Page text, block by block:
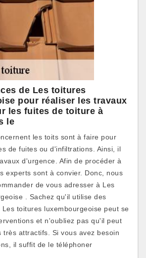
de Les toitures
pour réaliser les travaux
les fuites de toiture à
le
les toits sont à faire pour
de fuites ou d'infiltrations. Ainsi, il
d'urgence. Afin de procéder à
experts sont à convier. Donc, nous
de vous adresser à Les
. Sachez qu'il utilise des
toitures luxembourgeoise peut se
et n'oubliez pas qu'il peut
très attractifs. Si vous avez besoin
il suffit de le téléphoner